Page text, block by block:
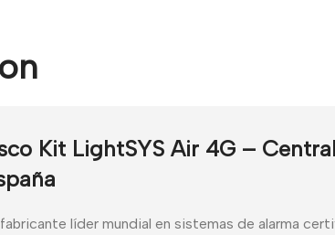
Kit LightSYS Air 4G –
líder mundial en sistemas de alarma